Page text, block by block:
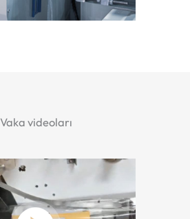
Vaka videoları